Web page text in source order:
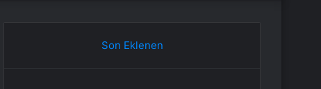
Son Eklenen